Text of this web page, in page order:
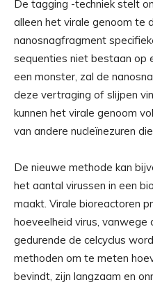
De tagging -techniek stelt
alleen het virale genoom te
nanosnagfragment
sequenties niet bestaan ​​op
een monster, zal de
deze vertraging of slijpen
kunnen het virale genoom
van andere nucleïnezuren
De nieuwe methode kan
het aantal virussen in een
maakt. Virale bioreactoren
hoeveelheid virus, vanwege
gedurende de celcyclus
methoden om te meten
bevindt, zijn langzaam en